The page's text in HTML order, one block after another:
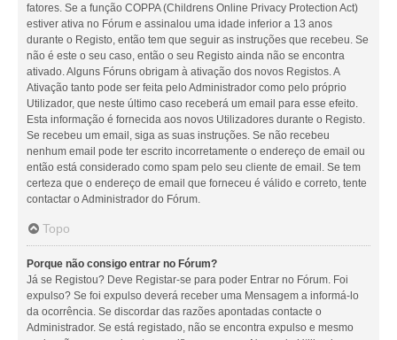
fatores. Se a função COPPA (Childrens Online Privacy Protection Act)
estiver ativa no Fórum e assinalou uma idade inferior a 13 anos
durante o Registo, então tem que seguir as instruções que recebeu. Se
não é este o seu caso, então o seu Registo ainda não se encontra
ativado. Alguns Fóruns obrigam à ativação dos novos Registos. A
Ativação tanto pode ser feita pelo Administrador como pelo próprio
Utilizador, que neste último caso receberá um email para esse efeito.
Esta informação é fornecida aos novos Utilizadores durante o Registo.
Se recebeu um email, siga as suas instruções. Se não recebeu
nenhum email pode ter escrito incorretamente o endereço de email ou
então está considerado como spam pelo seu cliente de email. Se tem
certeza que o endereço de email que forneceu é válido e correto, tente
contactar o Administrador do Fórum.
Topo
Porque não consigo entrar no Fórum?
Já se Registou? Deve Registar-se para poder Entrar no Fórum. Foi
expulso? Se foi expulso deverá receber uma Mensagem a informá-lo
da ocorrência. Se discordar das razões apontadas contacte o
Administrador. Se está registado, não se encontra expulso e mesmo